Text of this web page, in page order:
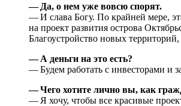
— Да, о нем уже вовсю спорят.
— И слава Богу. По крайней мере,
на проект развития острова
Благоустройство новых
— А деньги на это есть?
— Будем работать с инвесторами и
— Чего хотите лично вы, как
— Я хочу, чтобы все красивые